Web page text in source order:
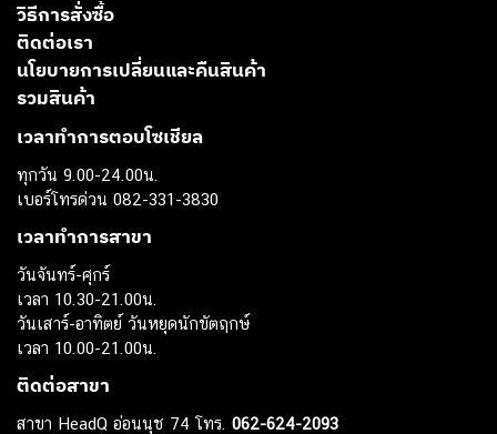
วิธีการสั่งซื้อ
ติดต่อเรา
นโยบายการเปลี่ยนและคืนสินค้า
รวมสินค้า
เวลาทำการตอบโซเชียล
ทุกวัน 9.00-24.00น.
เบอร์โทรด่วน 082-331-3830
เวลาทำการสาขา
วันจันทร์-ศุกร์
เวลา 10.30-21.00น.
วันเสาร์-อาทิตย์ วันหยุดนักขัตฤกษ์
เวลา 10.00-21.00น.
ติดต่อสาขา
สาขา HeadQ อ่อนนุช 74 โทร. 062-624-2093